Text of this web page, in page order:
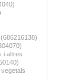
i altres